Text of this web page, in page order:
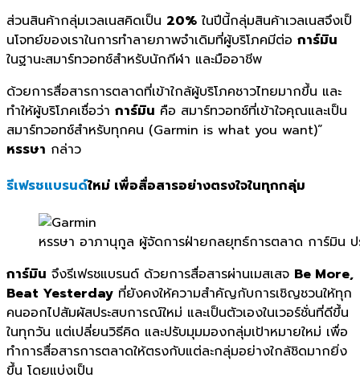
ส่วนสินค้ากลุ่มเวลเนสคิดเป็น 20% ในปีนี้กลุ่มสินค้าเวลเนสจึงเป็
นโจทย์ของเราในการทำลายภาพจำเดิมที่ผู้บริโภคมีต่อ การ์มิน
ในฐานะสมาร์ทวอทช์สำหรับนักกีฬา และมืออาชีพ
ด้วยการสื่อสารการตลาดที่เข้าใกล้ผู้บริโภคชาวไทยมากขึ้น และ
ทำให้ผู้บริโภคเชื่อว่า การ์มิน คือ สมาร์ทวอทช์ที่เข้าใจคุณและเป็น
สมาร์ทวอทช์สำหรับทุกคน (Garmin is what you want)”
หรรษา กล่าว
รีเฟรชแบรนด์ใหม่ เพื่อสื่อสารอย่างตรงใจในทุกกลุ่ม
หรรษา อาภานุกูล ผู้จัดการฝ่ายกลยุทธ์การตลาด การ์มิน ป
การ์มิน จึงรีเฟรชแบรนด์ ด้วยการสื่อสารผ่านเมสเสจ Be More,
Beat Yesterday ที่ยังคงให้ความสำคัญกับการเชิญชวนให้ทุก
คนออกไปสัมผัสประสบการณ์ใหม่ และเป็นตัวเองในเวอร์ชั่นที่ดีขึ้น
ในทุกวัน แต่เปลี่ยนวิธีคิด และปรับมุมมองกลุ่มเป้าหมายใหม่ เพื่อ
ทำการสื่อสารการตลาดให้ตรงกับแต่ละกลุ่มอย่างใกล้ชิดมากยิ่ง
ขึ้น โดยแบ่งเป็น